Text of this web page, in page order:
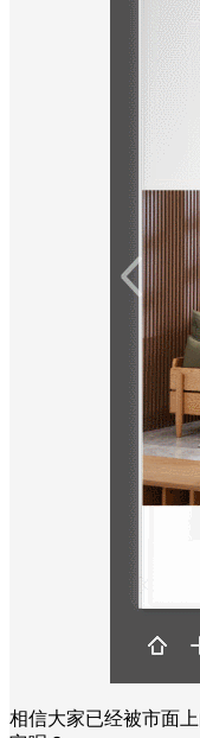
相信大家已经被市面